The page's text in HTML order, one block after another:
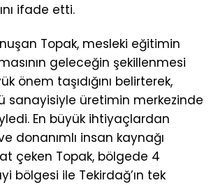
ifade etti.
Topak, mesleki eğitimin
geleceğin şekillenmesi
önem taşıdığını belirterek,
sanayisiyle üretimin merkezinde
En büyük ihtiyaçlardan
donanımlı insan kaynağı
çeken Topak, bölgede 4
bölgesi ile Tekirdağ’ın tek